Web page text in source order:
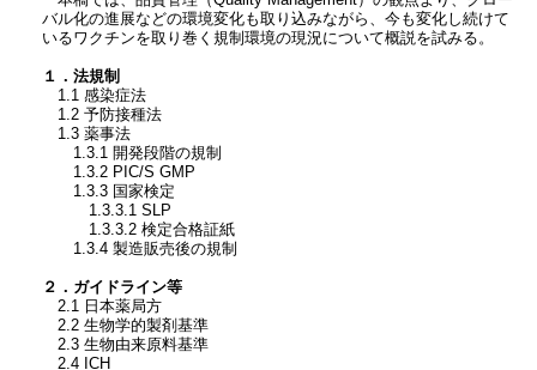
バル化の進展などの環境変化も取り込みながら、今も変化し続けて
いるワクチンを取り巻く規制環境の現況について概説を試みる。
１．法規制
1.1 感染症法
1.2 予防接種法
1.3 薬事法
1.3.1 開発段階の規制
1.3.2 PIC/S GMP
1.3.3 国家検定
1.3.3.1 SLP
1.3.3.2 検定合格証紙
1.3.4 製造販売後の規制
２．ガイドライン等
2.1 日本薬局方
2.2 生物学的製剤基準
2.3 生物由来原料基準
2.4 ICH